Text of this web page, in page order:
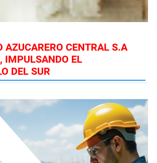
AZUCARERO CENTRAL S.A
IMPULSANDO EL
DEL SUR